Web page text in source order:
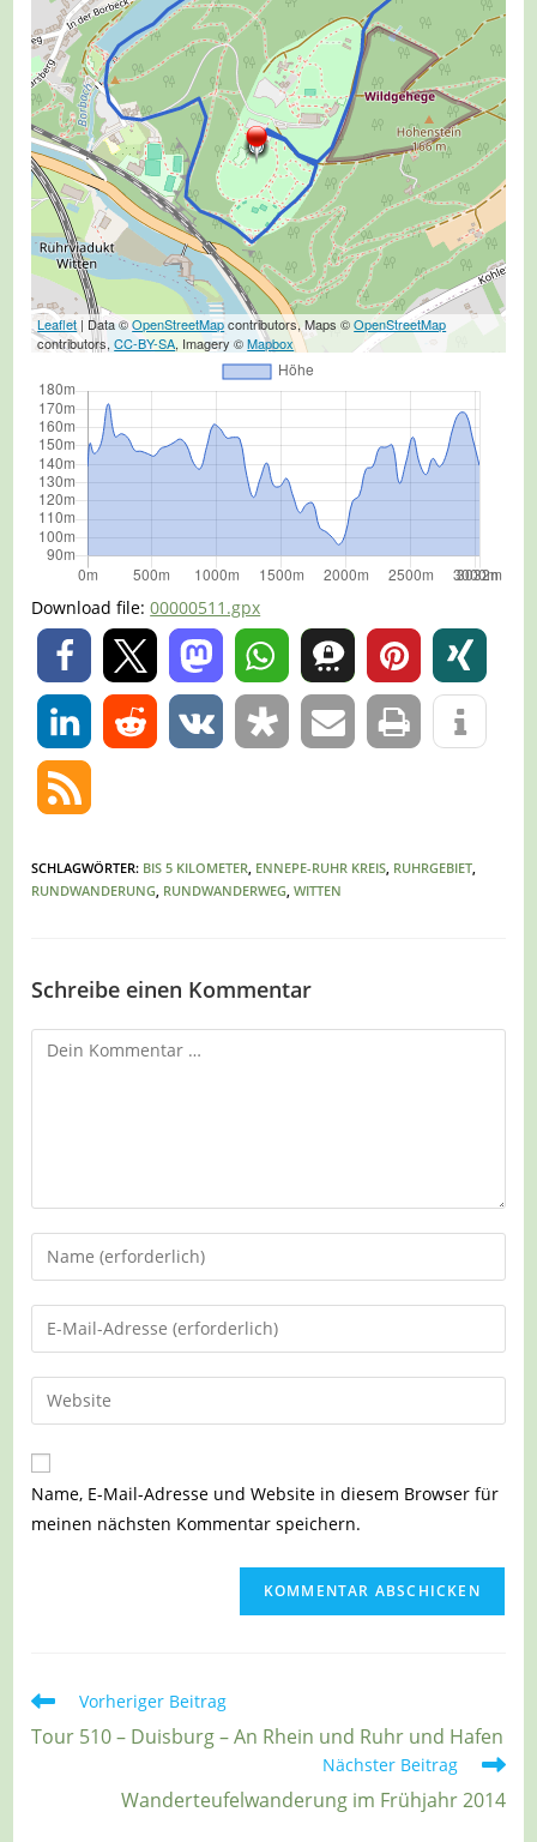
Leaflet | Data ©OpenStreetMapcontributors, Maps ©OpenStreetMap
contributors,CC-BY-SA, Imagery ©Mapbox
Download file:00000511.gpx
0
0
SCHLAGWÖRTER: BIS 5 KILOMETER ENNEPE-RUHR KREIS RUHRGEBIET
RUNDWANDERUNG RUNDWANDERWEG WITTEN
Schreibe einen Kommentar
Kommentar
Gib
deinen
Namen
oder
zum
Kommentieren
ein
Gib
deine
E-
Mail-
zum
Kommentieren
ein
Gib
deine
Website-
URL
Name, E-Mail-Adresse und Website in diesem Browser für
meinen nächsten Kommentar speichern.
Weitere
ansehen
Vorheriger Beitrag
Tour 510 – Duisburg – An Rhein und Ruhr und Hafen
Nächster Beitrag
Wanderteufelwanderung im Frühjahr 2014